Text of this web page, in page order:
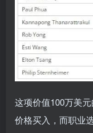
这项价值100万美
价格买入，而职业